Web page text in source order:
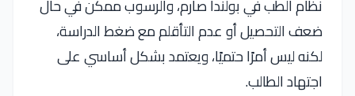
نظام الطب في بولندا صارم، والرسوب ممكن في حال
ضعف التحصيل أو عدم التأقلم مع ضغط الدراسة،
لكنه ليس أمرًا حتميًا، ويعتمد بشكل أساسي على
اجتهاد الطالب.